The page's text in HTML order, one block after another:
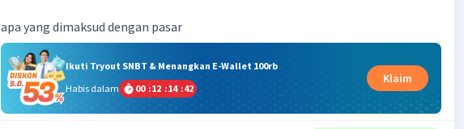
apa yang dimaksud dengan pasar
Ikuti Tryout SNBT & Menangkan E-Wallet 100rb
Habis dalam
00 :12 :14 :41
Klaim